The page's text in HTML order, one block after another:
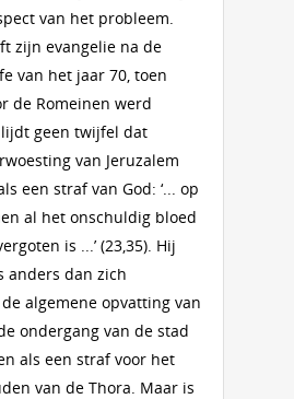
van het probleem.
zijn evangelie na de
van het jaar 70, toen
de Romeinen werd
geen twijfel dat
van Jeruzalem
een straf van God: ‘... op
al het onschuldig bloed
is ...’ (23,35). Hij
anders dan zich
algemene opvatting van
ondergang van de stad
als een straf voor het
van de Thora. Maar is